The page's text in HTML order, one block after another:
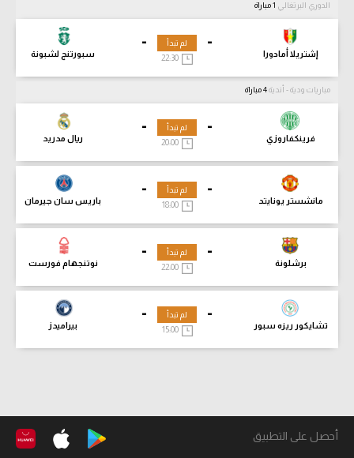
الدوري البرتغالي
-
إشتريلا أمادورا
-
سبورتنج لشبونة
لم تبدأ
مباريات ودية - أندية
-
فرينكفاروزي
-
ريال مدريد
لم تبدأ
-
مانشستر يونايتد
-
باريس سان جيرمان
لم تبدأ
18:00
-
برشلونة
-
نوتنجهام فورست
لم تبدأ
-
تشايكور ريزه سبور
-
بيراميدز
لم تبدأ
15:00
أحصل على التطبيق